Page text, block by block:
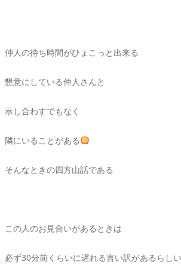
仲人の待ち時間がひょこっと出来る
懇意にしている仲人さんと
示し合わすでもなく
隣にいることがある
そんなときの四方山話である
この人のお見合いがあるときは
必ず30分前くらいに遅れる言い訳があるらし